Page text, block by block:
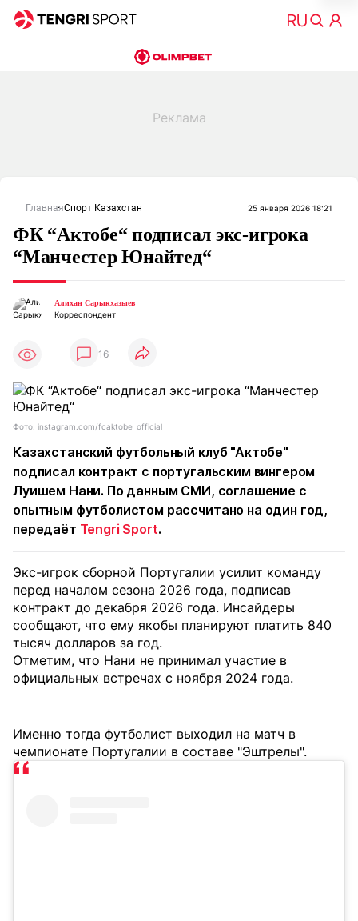
ГлавнаяСпорт Казахстан 25 января 2026 18:21
ФК “Актобе“ подписал экс-игрока
“Манчестер Юнайтед“
Алихан Сарыкхазыев
Корреспондент
16
Фото: instagram.com/fcaktobe_official
Казахстанский футбольный клуб "Актобе"
подписал контракт с португальским вингером
Луишем Нани. По данным СМИ, соглашение с
опытным футболистом рассчитано на один год,
передаёт Tengri Sport.
Экс-игрок сборной Португалии усилит команду
перед началом сезона 2026 года, подписав
контракт до декабря 2026 года. Инсайдеры
сообщают, что ему якобы планируют платить 840
тысяч долларов за год.
Отметим, что Нани не принимал участие в
официальных встречах с ноября 2024 года.
Именно тогда футболист выходил на матч в
чемпионате Португалии в составе "Эштрелы".